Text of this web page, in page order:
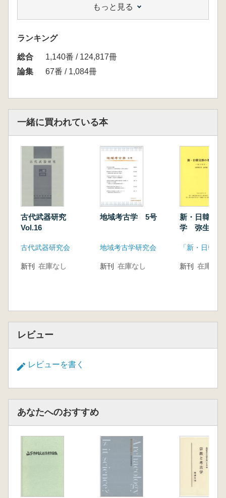
て………………………平郡達也 3
弥生時代の祭祀と朝鮮半島系土
器………………………………………森本幹彦
近畿中部における弥生時代木棺の型式と展
開…………………………福永伸哉 23
33
倭王権の形成過程と博多遺跡群の鉄素材・鉄器
―時間的な関係を中心に―
…………………………………………次山 淳 45
藤田美術館所蔵の琴柱形石製品につい
て……………………………細川晋太郎 55
吉備と出雲の前方後方
墳…………………………………………………松
木武彦 65
書………………………………………………植野
浩三 75
古墳時代中期における対外交渉一元化への動
き………………………田中晋作 97
待兼山古墳群と猪名川流域の渡来系集
団……………………………中久保辰夫 111
朝鮮半島系資料からみた瀬戸内地域の日韓交渉
近畿地方における古墳時代中期前半の渡来系玉
題……………………………諫早直人 151
蔚山下三亭ナ地区115号墓出土の晋式帯金具と
その意義 ……………土屋隆史 161
大加耶系龍鳳文環頭大刀の成立
―東亜大学校石堂博物館所蔵龍鳳文環頭大刀
もっと見る
ランキング
総合
1,140番 / 124,817冊
論集
67番 / 1,084冊
一緒に買われている本
古代武器研究
Vol.16
古代武器研究会
新刊 在庫なし
地域考古学 5号
地域考古学研究会
新刊 在庫なし
新・日韓交
学 弥生時代
新刊 在庫なし
レビュー
レビューを書く
あなたへのおすすめ